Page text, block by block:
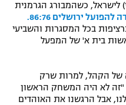
לישראל, כשהמבורג הגרמנית
להפועל ירושלים 86:76.
רשמו את ניצחונם ה-11 ברציפות בכל המסגרות והשביעי
בית א' של המפעל
של הקהל, למרות שרק
"זה לא היה המשחק הראשון
אבל הרגשנו את האוהדים